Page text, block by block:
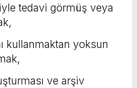
tedavi görmüş veya
kullanmaktan yoksun
ve arşiv